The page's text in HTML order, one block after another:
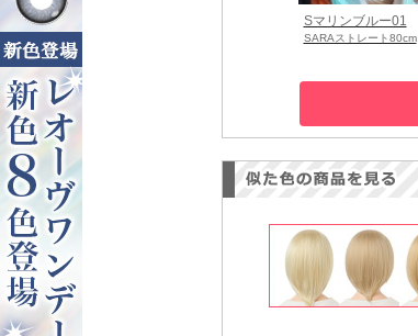
Sマリンブルー01
SARAストレート80cm